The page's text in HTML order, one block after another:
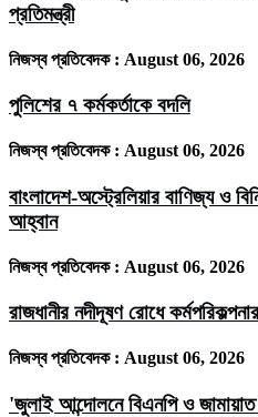
প্রতিমন্ত্রী
নিজস্ব প্রতিবেদক : August 06, 2026
পুলিশের ৭ কর্মকর্তাকে বদলি
নিজস্ব প্রতিবেদক : August 06, 2026
বাংলাদেশ-অস্ট্রেলিয়ার বাণিজ্য ও
আহ্বান
নিজস্ব প্রতিবেদক : August 06, 2026
রাজধানীর নদীদূষণ রোধে
নিজস্ব প্রতিবেদক : August 06, 2026
'জুলাই আন্দোলনে বিএনপি ও